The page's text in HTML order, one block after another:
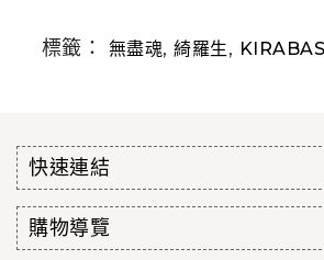
標籤： 無盡魂,綺羅生,
快速連結
購物導覽